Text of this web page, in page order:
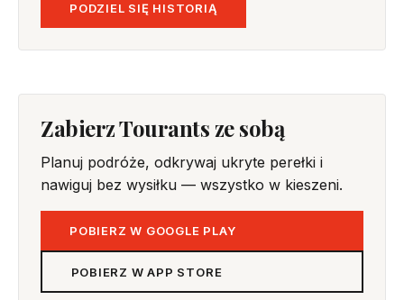
PODZIEL SIĘ HISTORIĄ
Zabierz Tourants ze sobą
Planuj podróże, odkrywaj ukryte perełki i
nawiguj bez wysiłku — wszystko w kieszeni.
POBIERZ W GOOGLE PLAY
POBIERZ W APP STORE